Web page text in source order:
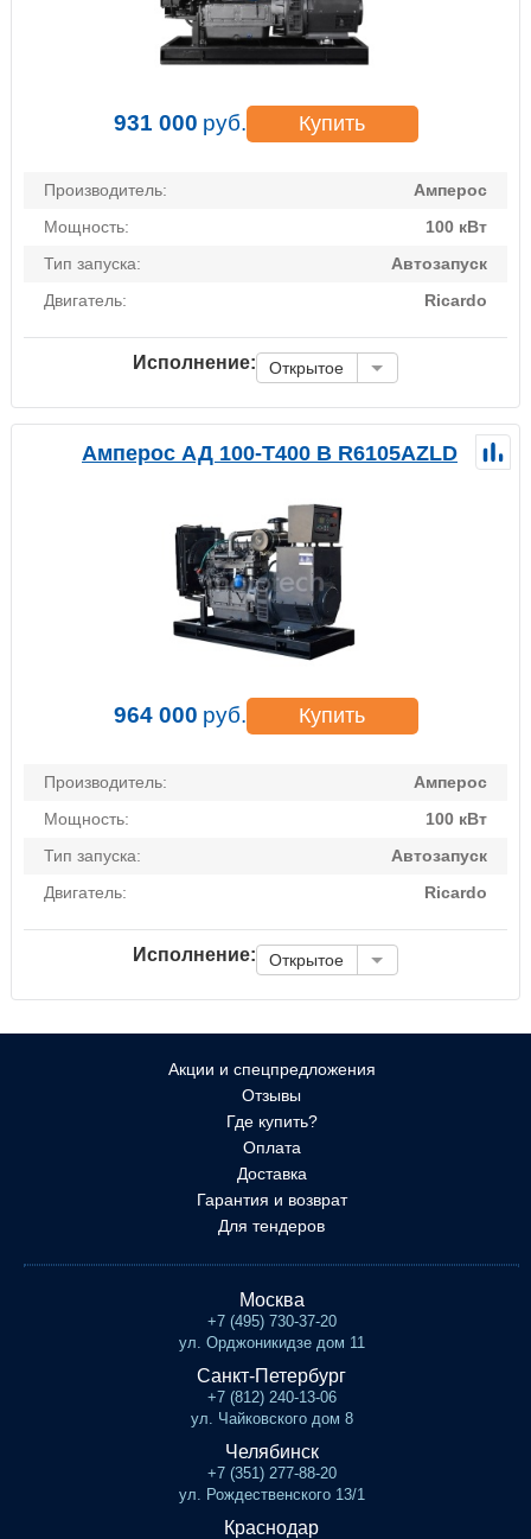
931 000 руб. Купить
Производитель:
Амперос
Мощность:
100 кВт
Тип запуска:
Автозапуск
Двигатель:
Ricardo
Исполнение: Открытое
Амперос АД 100-Т400 B R6105AZLD
964 000 руб. Купить
Производитель:
Амперос
Мощность:
100 кВт
Тип запуска:
Автозапуск
Двигатель:
Ricardo
Исполнение: Открытое
Акции и спецпредложения
Отзывы
Где купить?
Оплата
Доставка
Гарантия и возврат
Для тендеров
Москва
+7 (495) 730-37-20
ул. Орджоникидзе дом 11
Санкт-Петербург
+7 (812) 240-13-06
ул. Чайковского дом 8
Челябинск
+7 (351) 277-88-20
ул. Рождественского 13/1
Краснодар